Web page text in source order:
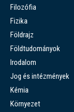
Filozófia
Fizika
Földrajz
Földtudományok
Irodalom
Jog és intézmények
Kémia
Környezet